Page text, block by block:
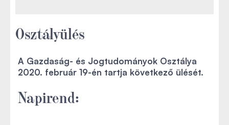
Osztályülés
A Gazdaság- és Jogtudományok Osztálya
2020. február 19-én tartja következő ülését.
Napirend: